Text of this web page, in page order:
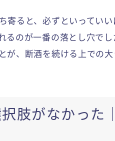
寄ると、必ずといってい
るのが一番の落とし穴で
が、断酒を続ける上での大
肢がなかった